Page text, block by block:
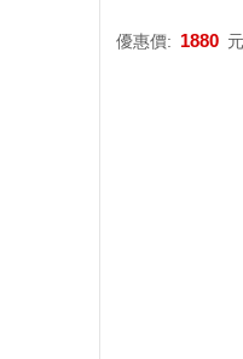
優惠價: 1880 元